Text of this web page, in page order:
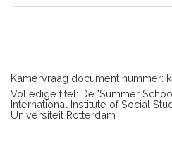
Kamervraag document nummer:
Volledige titel: De 'Summer
International Institute of Social
Universiteit Rotterdam